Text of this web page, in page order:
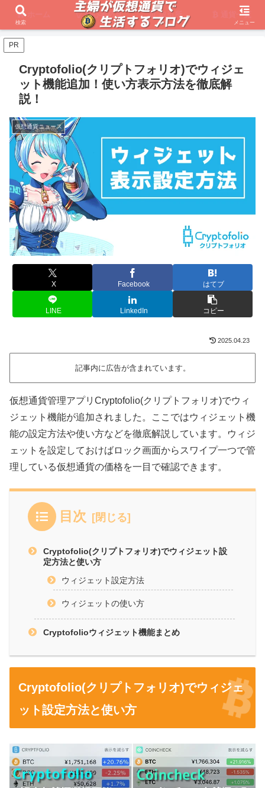
ホーム 初心者必見 取引所 通貨一覧
PR
Cryptofolio(クリプトフォリオ)でウィジェ
ット機能追加！使い方表示方法を徹底解
説！
仮想通貨ニュース
X Facebook はてブ
LINE LinkedIn コピー
2025.04.23
記事内に広告が含まれています。
仮想通貨管理アプリCryptofolio(クリプトフォリオ)でウィ
ジェット機能が追加されました。ここではウィジェット機
能の設定方法や使い方などを徹底解説しています。ウィジ
ェットを設定しておけばロック画面からスワイプ一つで管
理している仮想通貨の価格を一目で確認できます。
目次
Cryptofolio(クリプトフォリオ)でウィジェット設
定方法と使い方
ウィジェット設定方法
ウィジェットの使い方
Cryptofolioウィジェット機能まとめ
Cryptofolio(クリプトフォリオ)でウィジェ
ット設定方法と使い方
検索 メニュー